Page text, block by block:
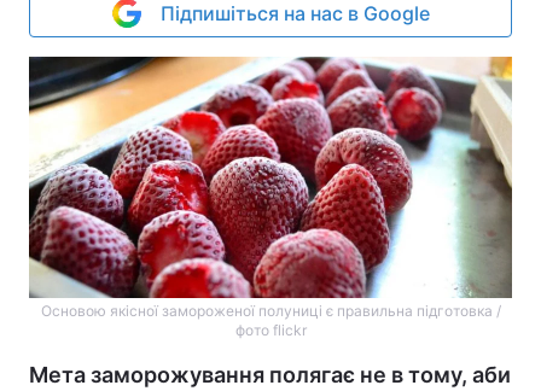
Підпишіться на нас в Google
Основою якісної замороженої полуниці є правильна підготовка /
фото flickr
Мета заморожування полягає не в тому, аби